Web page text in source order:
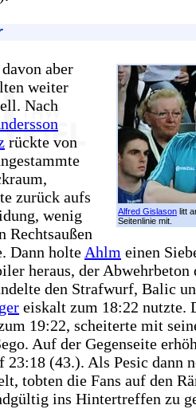
Alfred Gislason litt
Seitenlinie mit.
aber
weiter
Nach
rückte von
zurück aufs
wenig
Rechtsaußen
Dann holte Ahlm einen
heraus, der Abwehrbeton
den Strafwurf, Balic
eiskalt zum 18:22 nutzte.
19:22, scheiterte mit
Auf der Gegenseite
(43.). Als Pesic dann
tobten die Fans auf den
ins Hintertreffen zu